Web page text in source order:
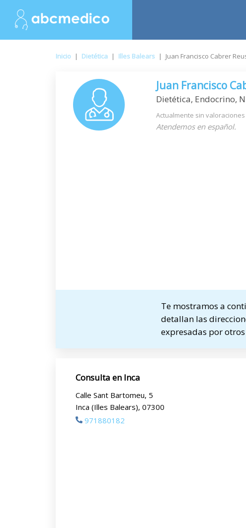
Inicio | Dietética | Illes Balears | Juan Francisco Cabrer
Juan Francisco
Dietética, Endocrino,
Actualmente sin valoraciones
Atendemos en español.
Te mostramos a
detallan las
expresadas por
Consulta en Inca
Calle Sant Bartomeu, 5
Inca (Illes Balears), 07300
971880182